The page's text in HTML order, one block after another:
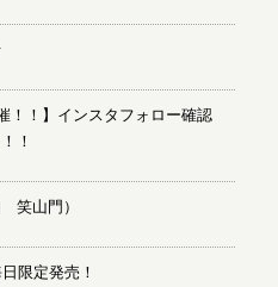
！！】インスタフォロー確認
！
笑山門）
限定発売！